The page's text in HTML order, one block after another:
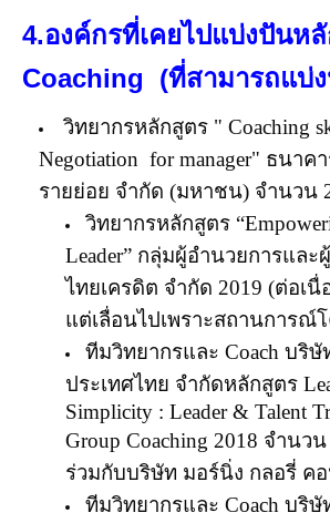
4.องค์กรที่เคยไปแบ่งปันห
Coaching (ที่สามารถแบ่
วิทยากรหลักสูตร " Coaching
Negotiation for manager" ธนาคา
รายย่อย จำกัด (มหาชน) จำนวน
วิทยากรหลักสูตร “
Leader” กลุ่มผู้อำนวยการและ
ไทยเครดิต จำกัด 2019 (ต่อเนื่
แต่เลื่อนไปเพราะสถานการณ์
ทีมวิทยากรและ Coach บริษั
ประเทศไทย จํากัดหลักสูตร
Simplicity : Leader & Talent
Group Coaching 2018 จำนวน
ร่วมกับบริษัท มอร์นิ่ง กลอรี่ ค
ทีมวิทยากรและ Coach บริษั